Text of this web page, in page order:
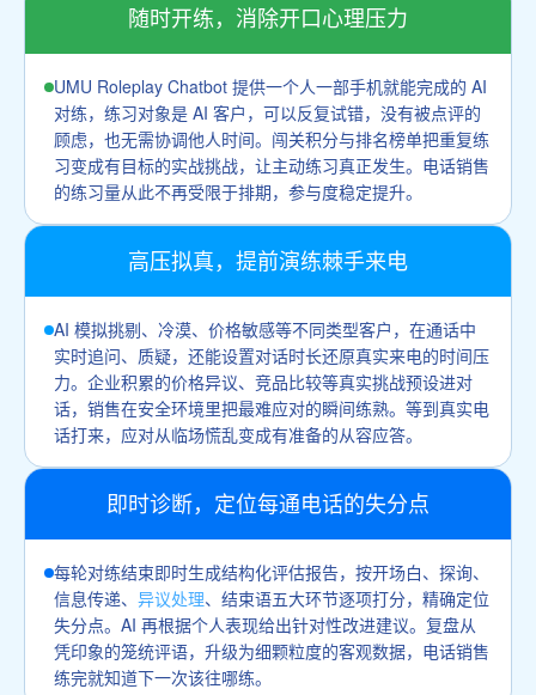
随时开练，消除开口心理压力
UMU Roleplay Chatbot 提供一个人一部手机就能完成的 AI
对练，练习对象是 AI 客户，可以反复试错，没有被点评的
顾虑，也无需协调他人时间。闯关积分与排名榜单把重复练
习变成有目标的实战挑战，让主动练习真正发生。电话销售
的练习量从此不再受限于排期，参与度稳定提升。
高压拟真，提前演练棘手来电
AI 模拟挑剔、冷漠、价格敏感等不同类型客户，在通话中
实时追问、质疑，还能设置对话时长还原真实来电的时间压
力。企业积累的价格异议、竞品比较等真实挑战预设进对
话，销售在安全环境里把最难应对的瞬间练熟。等到真实电
话打来，应对从临场慌乱变成有准备的从容应答。
即时诊断，定位每通电话的失分点
每轮对练结束即时生成结构化评估报告，按开场白、探询、
信息传递、 异议处理、结束语五大环节逐项打分，精确定位
失分点。AI 再根据个人表现给出针对性改进建议。复盘从
凭印象的笼统评语，升级为细颗粒度的客观数据，电话销售
练完就知道下一次该往哪练。